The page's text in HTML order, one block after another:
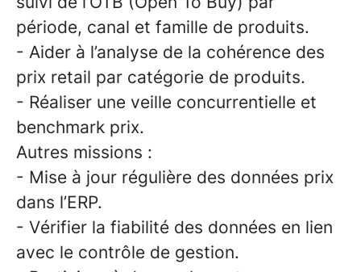
période, canal et famille de produits.
- Aider à l’analyse de la cohérence des
prix retail par catégorie de produits.
- Réaliser une veille concurrentielle et
benchmark prix.
Autres missions :
- Mise à jour régulière des données prix
dans l’ERP.
- Vérifier la fiabilité des données en lien
avec le contrôle de gestion.